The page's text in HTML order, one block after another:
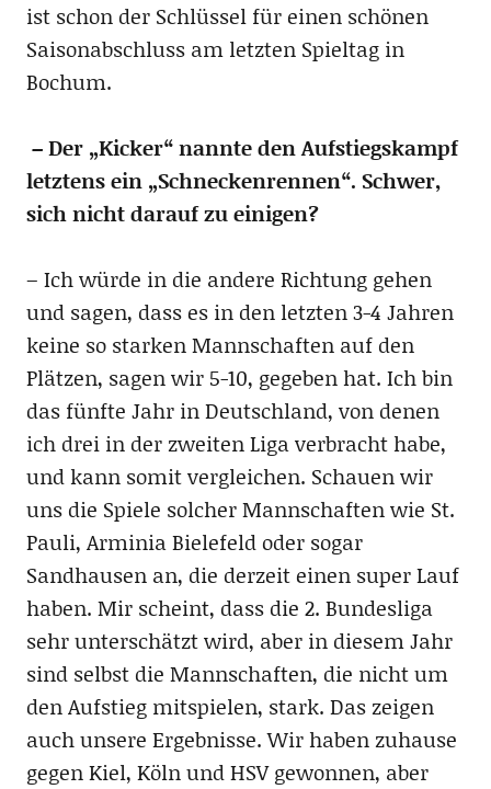
ist schon der Schlüssel für einen schönen
Saisonabschluss am letzten Spieltag in
Bochum.
– Der „Kicker“ nannte den Aufstiegskampf
letztens ein „Schneckenrennen“. Schwer,
sich nicht darauf zu einigen?
– Ich würde in die andere Richtung gehen
und sagen, dass es in den letzten 3-4 Jahren
keine so starken Mannschaften auf den
Plätzen, sagen wir 5-10, gegeben hat. Ich bin
das fünfte Jahr in Deutschland, von denen
ich drei in der zweiten Liga verbracht habe,
und kann somit vergleichen. Schauen wir
uns die Spiele solcher Mannschaften wie St.
Pauli, Arminia Bielefeld oder sogar
Sandhausen an, die derzeit einen super Lauf
haben. Mir scheint, dass die 2. Bundesliga
sehr unterschätzt wird, aber in diesem Jahr
sind selbst die Mannschaften, die nicht um
den Aufstieg mitspielen, stark. Das zeigen
auch unsere Ergebnisse. Wir haben zuhause
gegen Kiel, Köln und HSV gewonnen, aber